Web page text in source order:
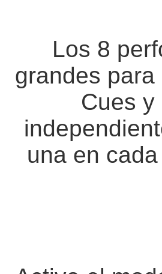
Los 8
grandes
Cues y
una en